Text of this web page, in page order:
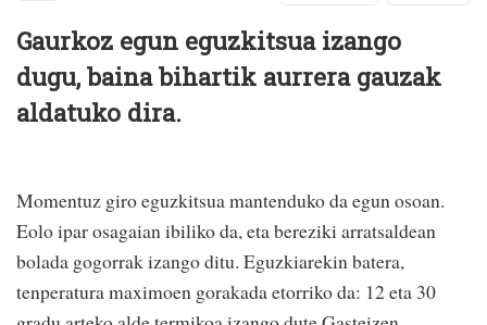
Gaurkoz egun eguzkitsua izango
dugu, baina bihartik aurrera gauzak
aldatuko dira.
Momentuz giro eguzkitsua mantenduko da egun osoan.
Eolo ipar osagaian ibiliko da, eta bereziki arratsaldean
bolada gogorrak izango ditu. Eguzkiarekin batera,
tenperatura maximoen gorakada etorriko da: 12 eta 30